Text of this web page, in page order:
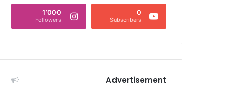
0
Subscribers
1٬000
Followers
Advertisement